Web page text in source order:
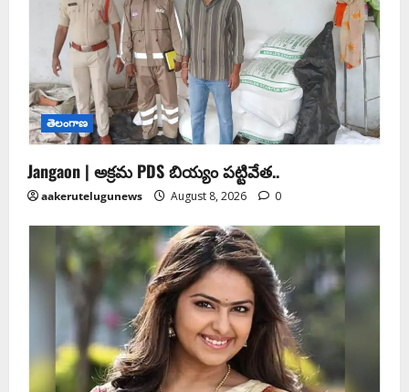
తెలంగాణ
Jangaon | అక్రమ PDS బియ్యం పట్టివేత..
aakerutelugunews August 8, 2026 0